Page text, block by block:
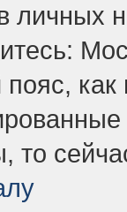
личных
то